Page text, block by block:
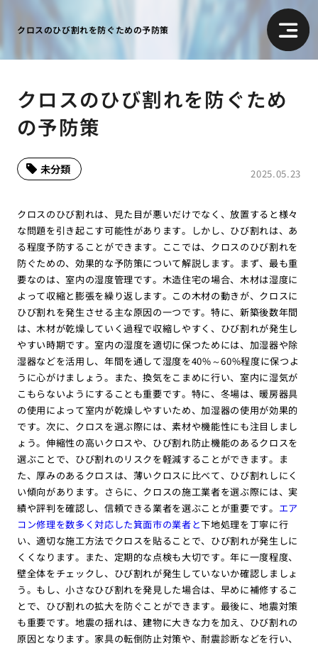
クロスのひび割れを防ぐための予防策
クロスのひび割れを防ぐため
の予防策
2025.05.23
未分類
クロスのひび割れは、見た目が悪いだけでなく、放置すると様々
な問題を引き起こす可能性があります。しかし、ひび割れは、あ
る程度予防することができます。ここでは、クロスのひび割れを
防ぐための、効果的な予防策について解説します。まず、最も重
要なのは、室内の湿度管理です。木造住宅の場合、木材は湿度に
よって収縮と膨張を繰り返します。この木材の動きが、クロスに
ひび割れを発生させる主な原因の一つです。特に、新築後数年間
は、木材が乾燥していく過程で収縮しやすく、ひび割れが発生し
やすい時期です。室内の湿度を適切に保つためには、加湿器や除
湿器などを活用し、年間を通して湿度を40%～60%程度に保つよ
うに心がけましょう。また、換気をこまめに行い、室内に湿気が
こもらないようにすることも重要です。特に、冬場は、暖房器具
の使用によって室内が乾燥しやすいため、加湿器の使用が効果的
です。次に、クロスを選ぶ際には、素材や機能性にも注目しまし
ょう。伸縮性の高いクロスや、ひび割れ防止機能のあるクロスを
選ぶことで、ひび割れのリスクを軽減することができます。ま
た、厚みのあるクロスは、薄いクロスに比べて、ひび割れしにく
い傾向があります。さらに、クロスの施工業者を選ぶ際には、実
績や評判を確認し、信頼できる業者を選ぶことが重要です。 エア
コン修理を数多く対応した箕面市の業者と下地処理を丁寧に行
い、適切な施工方法でクロスを貼ることで、ひび割れが発生しに
くくなります。また、定期的な点検も大切です。年に一度程度、
壁全体をチェックし、ひび割れが発生していないか確認しましょ
う。もし、小さなひび割れを発見した場合は、早めに補修するこ
とで、ひび割れの拡大を防ぐことができます。最後に、地震対策
も重要です。地震の揺れは、建物に大きな力を加え、ひび割れの
原因となります。家具の転倒防止対策や、耐震診断などを行い、